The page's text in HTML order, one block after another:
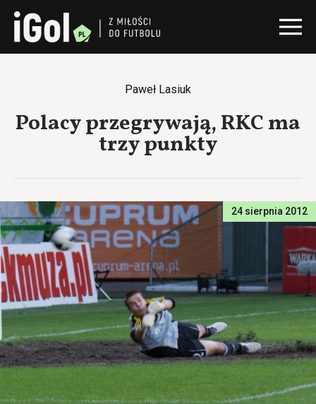
Paweł Lasiuk
Polacy przegrywają, RKC ma
trzy punkty
24 sierpnia 2012